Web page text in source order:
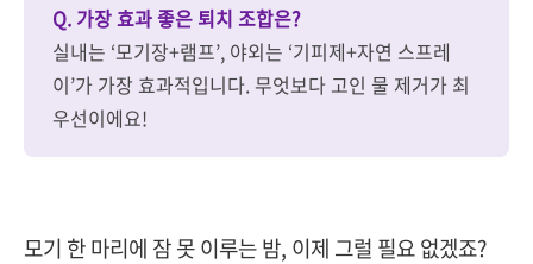
Q. 가장 효과 좋은 퇴치 조합은?
실내는 ‘모기장+램프’, 야외는 ‘기피제+자연 스프레
이’가 가장 효과적입니다. 무엇보다 고인 물 제거가 최
우선이에요!
모기 한 마리에 잠 못 이루는 밤, 이제 그럴 필요 없겠죠?